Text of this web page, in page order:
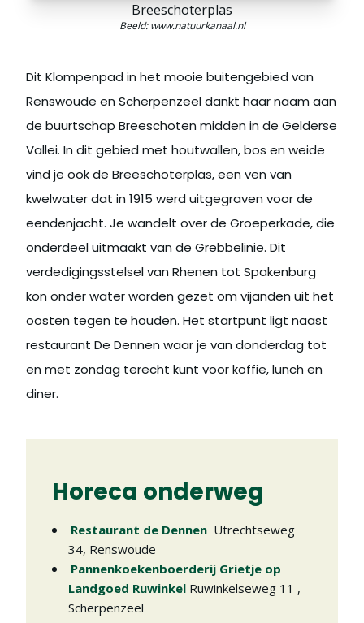
Breeschoterplas
Beeld: www.natuurkanaal.nl
Dit Klompenpad in het mooie buitengebied van
Renswoude en Scherpenzeel dankt haar naam aan
de buurtschap Breeschoten midden in de Gelderse
Vallei. In dit gebied met houtwallen, bos en weide
vind je ook de Breeschoterplas, een ven van
kwelwater dat in 1915 werd uitgegraven voor de
eendenjacht. Je wandelt over de Groeperkade, die
onderdeel uitmaakt van de Grebbelinie. Dit
verdedigingsstelsel van Rhenen tot Spakenburg
kon onder water worden gezet om vijanden uit het
oosten tegen te houden. Het startpunt ligt naast
restaurant De Dennen waar je van donderdag tot
en met zondag terecht kunt voor koffie, lunch en
diner.
Horeca onderweg
Restaurant de Dennen Utrechtseweg
34, Renswoude
Pannenkoekenboerderij Grietje op
Landgoed Ruwinkel Ruwinkelseweg 11 ,
Scherpenzeel